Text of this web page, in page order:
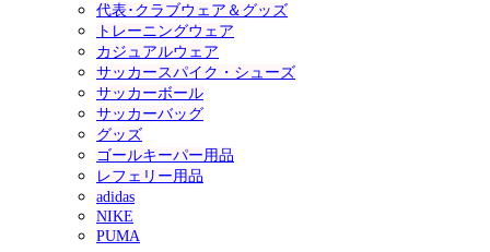
代表･クラブウェア＆グッズ
トレーニングウェア
カジュアルウェア
サッカースパイク・シューズ
サッカーボール
サッカーバッグ
グッズ
ゴールキーパー用品
レフェリー用品
adidas
NIKE
PUMA